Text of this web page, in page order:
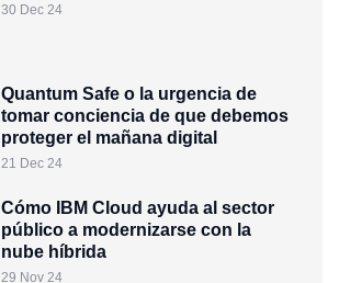
30 Dec 24
Quantum Safe o la urgencia de
tomar conciencia de que debemos
proteger el mañana digital
21 Dec 24
Cómo IBM Cloud ayuda al sector
público a modernizarse con la
nube híbrida
29 Nov 24